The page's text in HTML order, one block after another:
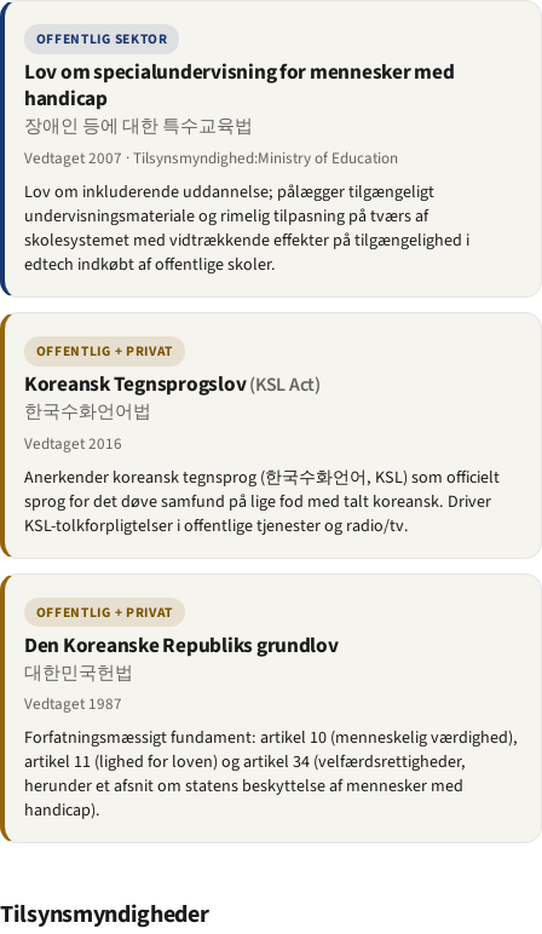
OFFENTLIG SEKTOR
Lov om specialundervisning for mennesker med
handicap
장애인 등에 대한 특수교육법
Vedtaget 2007 · Tilsynsmyndighed:Ministry of Education
Lov om inkluderende uddannelse; pålægger tilgængeligt
undervisningsmateriale og rimelig tilpasning på tværs af
skolesystemet med vidtrækkende effekter på tilgængelighed i
edtech indkøbt af offentlige skoler.
OFFENTLIG + PRIVAT
Koreansk Tegnsprogs­lov(KSL Act)
한국수화언어법
Vedtaget 2016
Anerkender koreansk tegnsprog (한국수화언어, KSL) som officielt
sprog for det døve samfund på lige fod med talt koreansk. Driver
KSL-tolk­forpligtelser i offentlige tjenester og radio/tv.
OFFENTLIG + PRIVAT
Den Koreanske Republiks grundlov
대한민국헌법
Vedtaget 1987
Forfatningsmæssigt fundament: artikel 10 (menneskelig værdighed),
artikel 11 (lighed for loven) og artikel 34 (velfærdsrettigheder,
herunder et afsnit om statens beskyttelse af mennesker med
handicap).
Tilsynsmyndigheder